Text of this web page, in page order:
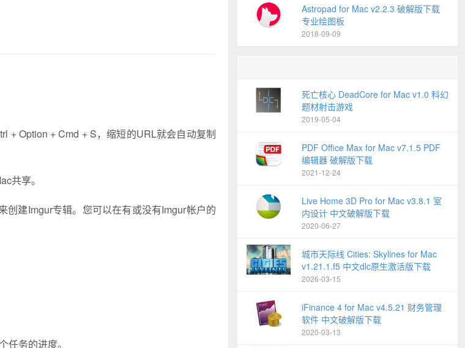
+ Option + Cmd + S，缩短的URL就会自动复制
共享。
创建Imgur专辑。您可以在有或没有Imgur帐户的
任务的进度。
Astropad for Mac v2.2.3 破解版下载
专业绘图板
2018-09-09
死亡核心 DeadCore for Mac v1.0 科幻
题材射击游戏
2019-05-04
PDF Office Max for Mac v7.1.5 PDF
编辑器 破解版下载
2021-12-24
Live Home 3D Pro for Mac v3.8.1 室
内设计 中文破解版下载
2020-06-27
城市天际线 Cities: Skylines for Mac
v1.21.1.f5 中文dlc原生激活版下载
2026-03-15
iFinance 4 for Mac v4.5.21 财务管理
软件 中文破解版下载
2020-03-13